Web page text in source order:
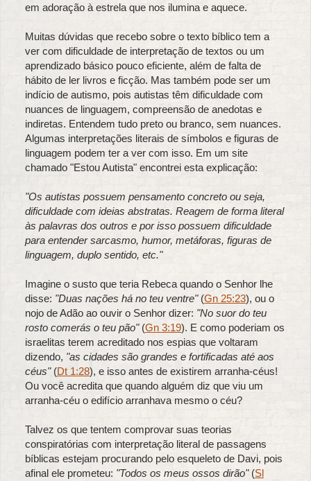
em adoração à estrela que nos ilumina e aquece.
Muitas dúvidas que recebo sobre o texto bíblico tem a
ver com dificuldade de interpretação de textos ou um
aprendizado básico pouco eficiente, além de falta de
hábito de ler livros e ficção. Mas também pode ser um
indício de autismo, pois autistas têm dificuldade com
nuances de linguagem, compreensão de anedotas e
indiretas. Entendem tudo preto ou branco, sem nuances.
Algumas interpretações literais de símbolos e figuras de
linguagem podem ter a ver com isso. Em um site
chamado "Estou Autista" encontrei esta explicação:
"Os autistas possuem pensamento concreto ou seja,
dificuldade com ideias abstratas. Reagem de forma literal
às palavras dos outros e por isso possuem dificuldade
para entender sarcasmo, humor, metáforas, figuras de
linguagem, duplo sentido, etc."
Imagine o susto que teria Rebeca quando o Senhor lhe
disse: "Duas nações há no teu ventre"(Gn 25:23), ou o
nojo de Adão ao ouvir o Senhor dizer: "No suor do teu
rosto comerás o teu pão"(Gn 3:19). E como poderiam os
israelitas terem acreditado nos espias que voltaram
dizendo, "as cidades são grandes e fortificadas até aos
céus"(Dt 1:28), e isso antes de existirem arranha-céus!
Ou você acredita que quando alguém diz que viu um
arranha-céu o edifício arranhava mesmo o céu?
Talvez os que tentem comprovar suas teorias
conspiratórias com interpretação literal de passagens
bíblicas estejam procurando pelo esqueleto de Davi, pois
afinal ele prometeu: "Todos os meus ossos dirão"(Sl